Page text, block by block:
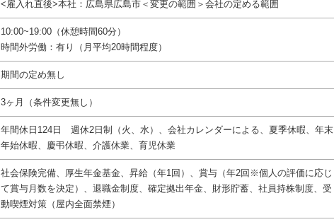
<雇入れ直後>本社：広島県広島市＜変更の範囲＞会社の定める範囲
10:00~19:00（休憩時間60分）
時間外労働：有り（月平均20時間程度）
期間の定め無し
3ヶ月（条件変更無し）
年間休日124日 週休2日制（火、水）、会社カレンダーによる、夏季休暇、年末
年始休暇、慶弔休暇、介護休業、育児休業
社会保険完備、厚生年金基金、昇給（年1回）、賞与（年2回※個人の評価に応じ
て賞与月数を決定）、退職金制度、確定拠出年金、財形貯蓄、社員持株制度、受
動喫煙対策（屋内全面禁煙）